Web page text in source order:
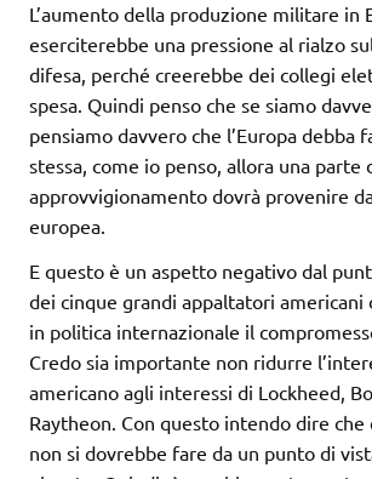
L’aumento della produzione militare in
eserciterebbe una pressione al rialzo
difesa, perché creerebbe dei collegi
spesa. Quindi penso che se siamo
pensiamo davvero che l’Europa debba
stessa, come io penso, allora una parte
approvvigionamento dovrà provenire
europea.
E questo è un aspetto negativo dal
dei cinque grandi appaltatori americani
in politica internazionale il
Credo sia importante non ridurre
americano agli interessi di Lockheed,
Raytheon. Con questo intendo dire che
non si dovrebbe fare da un punto di